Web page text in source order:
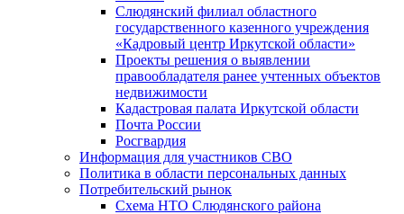
Слюдянский филиал областного
государственного казенного учреждения
«Кадровый центр Иркутской области»
Проекты решения о выявлении
правообладателя ранее учтенных объектов
недвижимости
Кадастровая палата Иркутской области
Почта России
Росгвардия
Информация для участников СВО
Политика в области персональных данных
Потребительский рынок
Схема НТО Слюдянского района